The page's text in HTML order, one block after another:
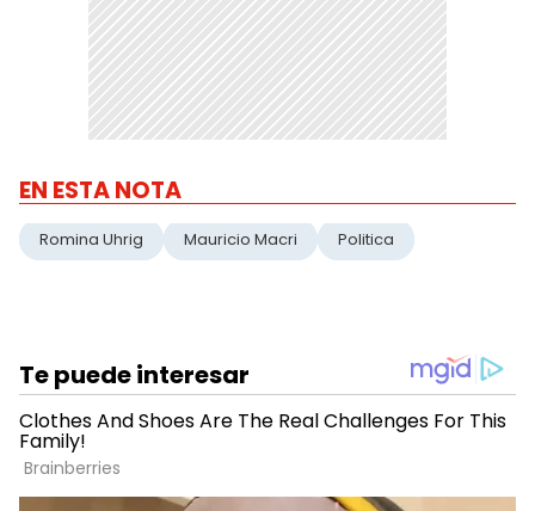
EN ESTA NOTA
Romina Uhrig Mauricio Macri Politica